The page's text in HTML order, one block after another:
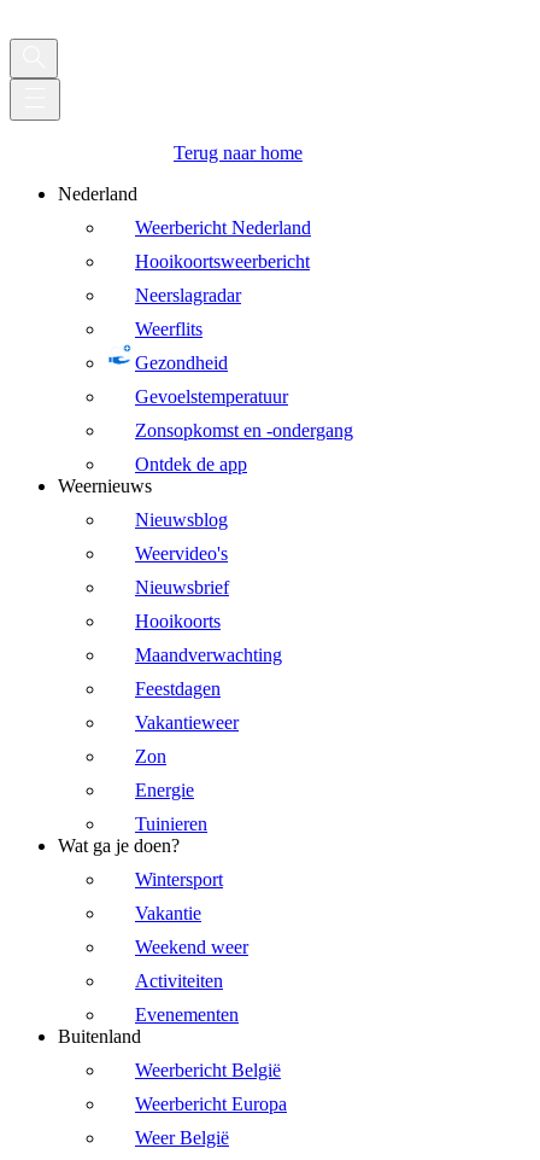
Terug naar home
Nederland
Weerbericht Nederland
Hooikoortsweerbericht
Neerslagradar
Weerflits
Gezondheid
Gevoelstemperatuur
Zonsopkomst en -ondergang
Ontdek de app
Weernieuws
Nieuwsblog
Weervideo's
Nieuwsbrief
Hooikoorts
Maandverwachting
Feestdagen
Vakantieweer
Zon
Energie
Tuinieren
Wat ga je doen?
Wintersport
Vakantie
Weekend weer
Activiteiten
Evenementen
Buitenland
Weerbericht België
Weerbericht Europa
Weer België